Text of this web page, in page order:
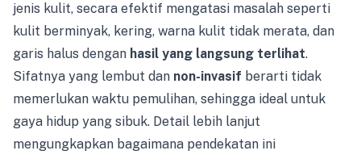
jenis kulit, secara efektif mengatasi masalah seperti
kulit berminyak, kering, warna kulit tidak merata, dan
garis halus dengan hasil yang langsung terlihat.
Sifatnya yang lembut dan non-invasif berarti tidak
memerlukan waktu pemulihan, sehingga ideal untuk
gaya hidup yang sibuk. Detail lebih lanjut
mengungkapkan bagaimana pendekatan ini